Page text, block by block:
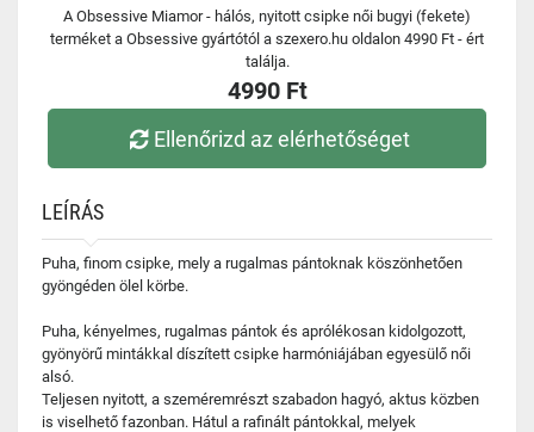
A Obsessive Miamor - hálós, nyitott csipke női bugyi (fekete)
terméket a Obsessive gyártótól a szexero.hu oldalon 4990 Ft - ért
találja.
4990 Ft
Ellenőrizd az elérhetőséget
LEÍRÁS
Puha, finom csipke, mely a rugalmas pántoknak köszönhetően
gyöngéden ölel körbe.
Puha, kényelmes, rugalmas pántok és aprólékosan kidolgozott,
gyönyörű mintákkal díszített csipke harmóniájában egyesülő női
alsó.
Teljesen nyitott, a szeméremrészt szabadon hagyó, aktus közben
is viselhető fazonban. Hátul a rafinált pántokkal, melyek